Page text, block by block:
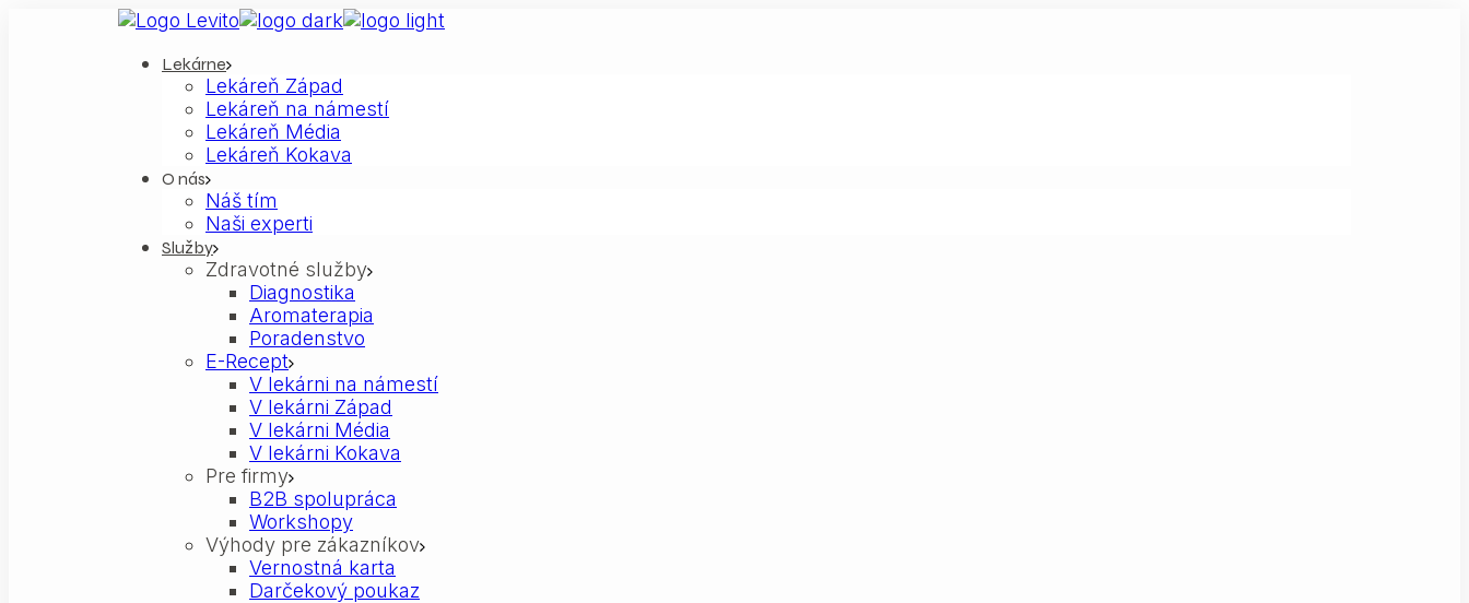
Lekárne
Lekáreň Západ
Lekáreň na námestí
Lekáreň Média
Lekáreň Kokava
O nás
Náš tím
Naši experti
Služby
Zdravotné služby
Diagnostika
Aromaterapia
Poradenstvo
E-Recept
V lekárni na námestí
V lekárni Západ
V lekárni Média
V lekárni Kokava
Pre firmy
B2B spolupráca
Workshopy
Výhody pre zákazníkov
Vernostná karta
Darčekový poukaz